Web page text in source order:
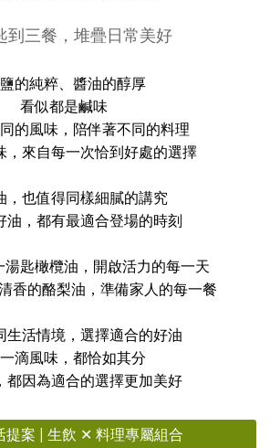
到三餐，堆疊日常美好
的純粹、醬油的醇厚
看似都是鹹味
的風味，陪伴著不同的料理
，來自每一次恰到好處的選擇
，也值得同樣細膩的講究
油，都有最適合登場的時刻
湯匙橄欖油，開啟活力的每一天
香的酪梨油，準備家人的每一餐
生活情境，選擇適合的好油
滴風味，都恰如其分
都因為適合的選擇更加美好
提案 | 生飲 ✕ 料理專屬組合